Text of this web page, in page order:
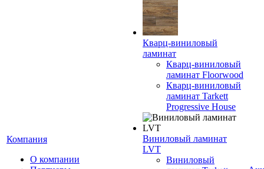
Компания
О компании
Кварц-виниловый
ламинат
Кварц-виниловый
ламинат Floorwood
Кварц-виниловый
ламинат Tarkett
Progressive House
Виниловый ламинат
LVT
Виниловый